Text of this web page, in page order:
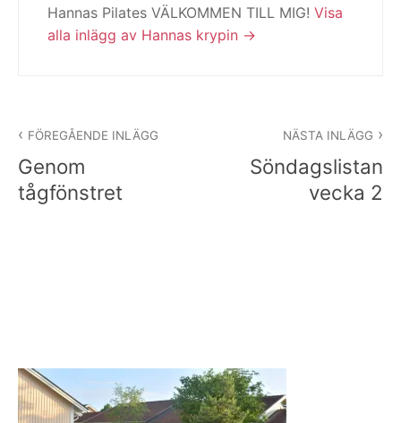
Hannas Pilates VÄLKOMMEN TILL MIG! Visa
alla inlägg av Hannas krypin
FÖREGÅENDE INLÄGG
Genom
tågfönstret
NÄSTA INLÄGG
Söndagslistan
vecka 2